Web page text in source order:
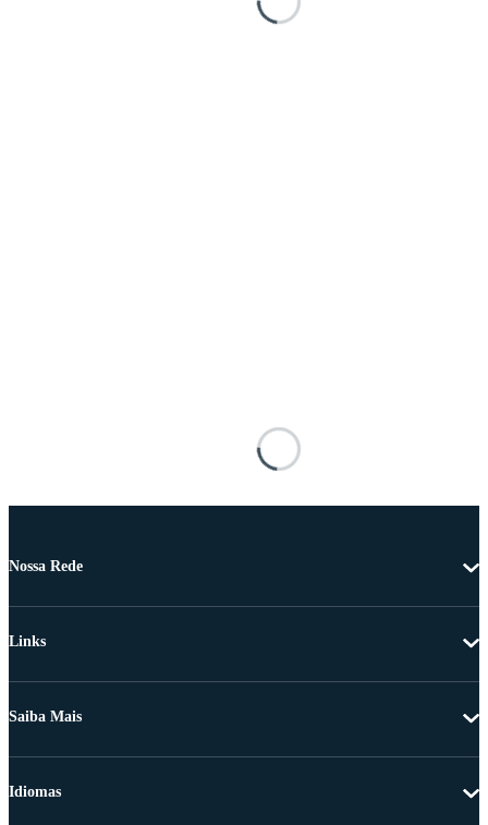
Nossa Rede
Links
Saiba Mais
Idiomas